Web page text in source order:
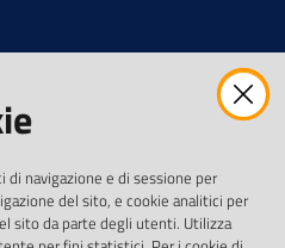
eventi, nuove opportunità e
navigazione e di sessione per
del sito, e cookie analitici per
sito da parte degli utenti. Utilizza